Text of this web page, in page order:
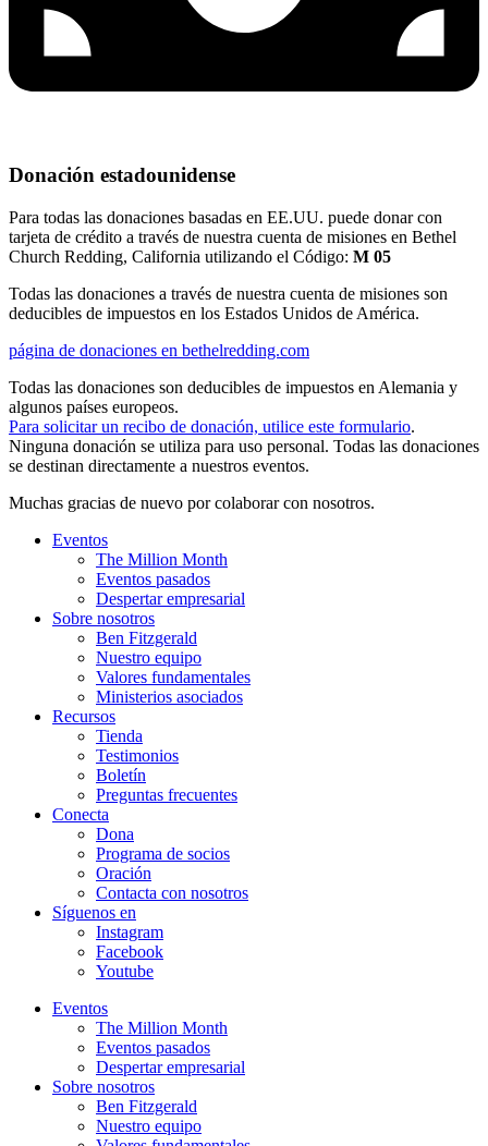
Donación estadounidense
Para todas las donaciones basadas en EE.UU. puede donar con
tarjeta de crédito a través de nuestra cuenta de misiones en Bethel
Church Redding, California utilizando el Código: M 05
Todas las donaciones a través de nuestra cuenta de misiones son
deducibles de impuestos en los Estados Unidos de América.
página de donaciones en bethelredding.com
Todas las donaciones son deducibles de impuestos en Alemania y
algunos países europeos.
Para solicitar un recibo de donación, utilice este formulario.
Ninguna donación se utiliza para uso personal. Todas las donaciones
se destinan directamente a nuestros eventos.
Muchas gracias de nuevo por colaborar con nosotros.
Eventos
The Million Month
Eventos pasados
Despertar empresarial
Sobre nosotros
Ben Fitzgerald
Nuestro equipo
Valores fundamentales
Ministerios asociados
Recursos
Tienda
Testimonios
Boletín
Preguntas frecuentes
Conecta
Dona
Programa de socios
Oración
Contacta con nosotros
Síguenos en
Instagram
Facebook
Youtube
Eventos
The Million Month
Eventos pasados
Despertar empresarial
Sobre nosotros
Ben Fitzgerald
Nuestro equipo